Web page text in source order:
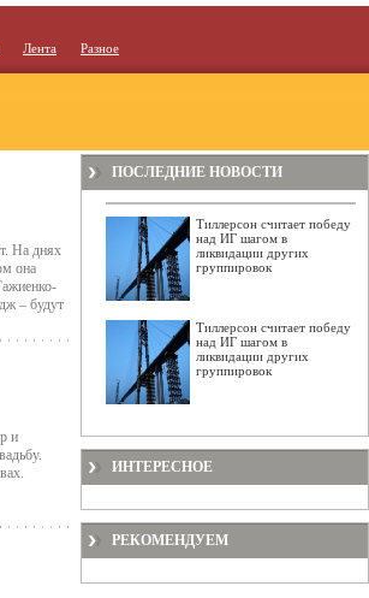
Лента Разное
На днях
она
– будут
и
ПОСЛЕДНИЕ НОВОСТИ
Тиллерсон считает победу
над ИГ шагом в
ликвидации других
группировок
Тиллерсон считает победу
над ИГ шагом в
ликвидации других
группировок
ИНТЕРЕСНОЕ
РЕКОМЕНДУЕМ